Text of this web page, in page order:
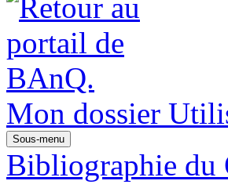
Mon dossier
Sous-menu
Bibliographie du